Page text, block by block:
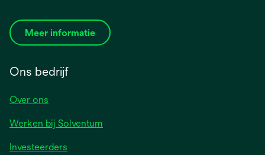
Meer informatie
Ons bedrijf
Over ons
Werken bij Solventum
Investeerders